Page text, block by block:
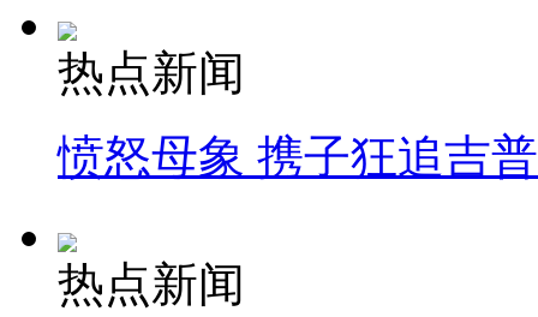
热点新闻
愤怒母象 携子狂追吉
热点新闻